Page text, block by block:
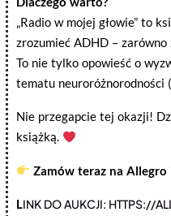
„Radio w mojej głowie” to
zrozumieć ADHD –
To nie tylko opowieść o
tematu neuroróżnorodności
Nie przegapcie tej okazji!
książką.
Zamów teraz na Allegro
LINK DO AUKCJI: HTTPS://